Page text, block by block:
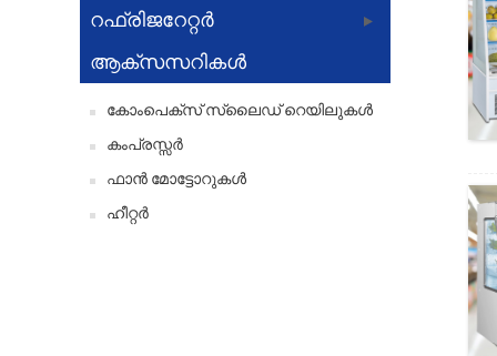
റഫ്രിജറേറ്റർ
ആക്‌സസറികൾ
കോംപെക്സ് സ്ലൈഡ് റെയിലുകൾ
കംപ്രസ്സർ
ഫാൻ മോട്ടോറുകൾ
ഹീറ്റർ